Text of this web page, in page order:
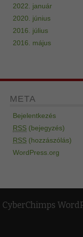
2022. január
2020. június
2016. július
2016. május
META
Bejelentkezés
RSS (bejegyzés)
RSS (hozzászólás)
WordPress.org
CyberChimps